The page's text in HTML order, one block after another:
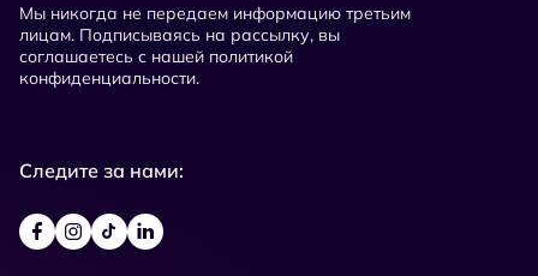
Мы никогда не передаем информацию третьим
лицам. Подписываясь на рассылку, вы
соглашаетесь с нашей политикой
конфиденциальности.
Следите за нами: